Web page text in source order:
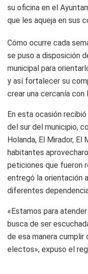
su oficina en el
que les aqueja en sus
Cómo ocurre cada
se puso a disposición
municipal para
y así fortalecer su
crear una cercanía con
En esta ocasión
del sur del municipio,
Holanda, El Mirador, El
habitantes
peticiones que fueron
entregó la orientación
diferentes
«Estamos para
busca de ser
de esa manera
electos», expuso el